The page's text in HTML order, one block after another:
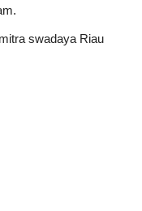
swadaya Riau